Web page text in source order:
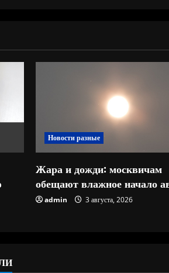
Новости разные
Жара и дожди: москвичам
обещают влажное начало
admin 3 августа, 2026